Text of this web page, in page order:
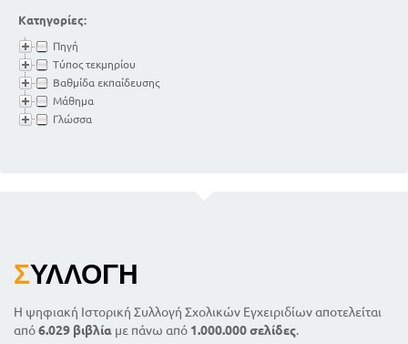
Κατηγορίες:
Πηγή
Τύπος τεκμηρίου
Βαθμίδα εκπαίδευσης
Μάθημα
Γλώσσα
ΣΥΛΛΟΓΉ
Η ψηφιακή Ιστορική Συλλογή Σχολικών Εγχειριδίων αποτελείται
από6.029 βιβλία με πάνω από 1.000.000 σελίδες.